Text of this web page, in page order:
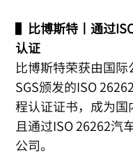
▌ 比博斯特丨通过
认证
比博斯特荣获由国
SGS颁发的ISO
程认证证书，成为
且通过ISO 26262汽
公司。